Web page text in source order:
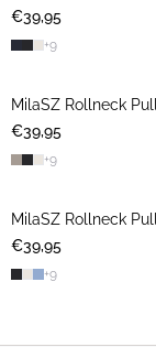
€39,95
+9
2 FOR €65
MilaSZ Rollneck
€39,95
+9
2 FOR €65
MilaSZ Rollneck
€39,95
+9